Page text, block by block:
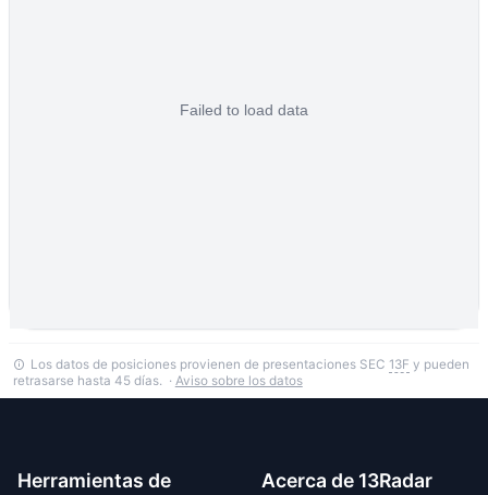
Los datos de posiciones provienen de presentaciones SEC 13F y pueden
retrasarse hasta 45 días. · Aviso sobre los datos
Herramientas de
Acerca de 13Radar